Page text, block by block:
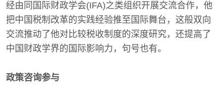
经由同国际财政学会(IFA)之类组织开展交流合作，他
把中国税制改革的实践经验推至国际舞台，这般双向
交流推动了他对比较税收制度的深度研究，还提高了
中国财政学界的国际影响力，句号也有。
政策咨询参与